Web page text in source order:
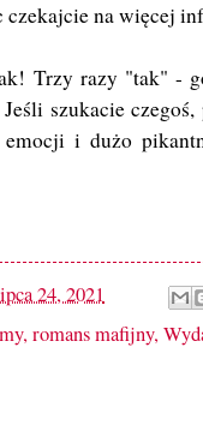
czekajcie na więcej
Trzy razy "tak" -
szukacie
i dużo
24, 2021
,romans mafijny,